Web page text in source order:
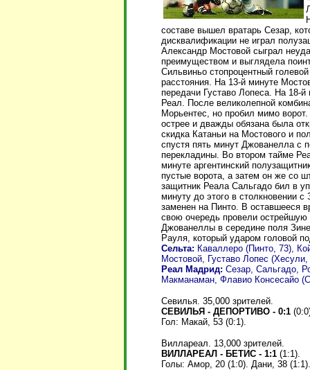
составе вышел вратарь Сезар,
дисквалификации не играл
Александр Мостовой сыграл
преимуществом и выглядела
Сильвиньо стопроцентный
расстояния. На 13-й минуте
передачи Густаво Лопеса. На 18-
Реал. После великолепной
Морьентес, но пробил мимо
острее и дважды обязана была
скидка Катаньи на Мостового и
спустя пять минут Джованелла с
перекладины. Во втором тайме
минуте аргентинский
пустые ворота, а затем он же со
защитник Реала Сальгадо бил в
минуту до этого в столкновении
заменен на Пинто. В оставшееся
свою очередь провели
Джованеллы в середине поля
Рауля, который ударом головой
Сельта: Каваллеро (Пинто, 73),
Мостовой, Густаво Лопес
Реал Мадрид: Сезар, Сальгадо,
Макманаман, Флавио Консесайо
Севилья. 35,000 зрителей.
СЕВИЛЬЯ - ДЕПОРТИВО - 0:1
Гол: Макай, 53 (0:1).
Виллареал. 13,000 зрителей.
ВИЛЛАРЕАЛ - БЕТИС - 1:1 (1:1).
Голы: Амор, 20 (1:0). Дани, 38 (1:1).